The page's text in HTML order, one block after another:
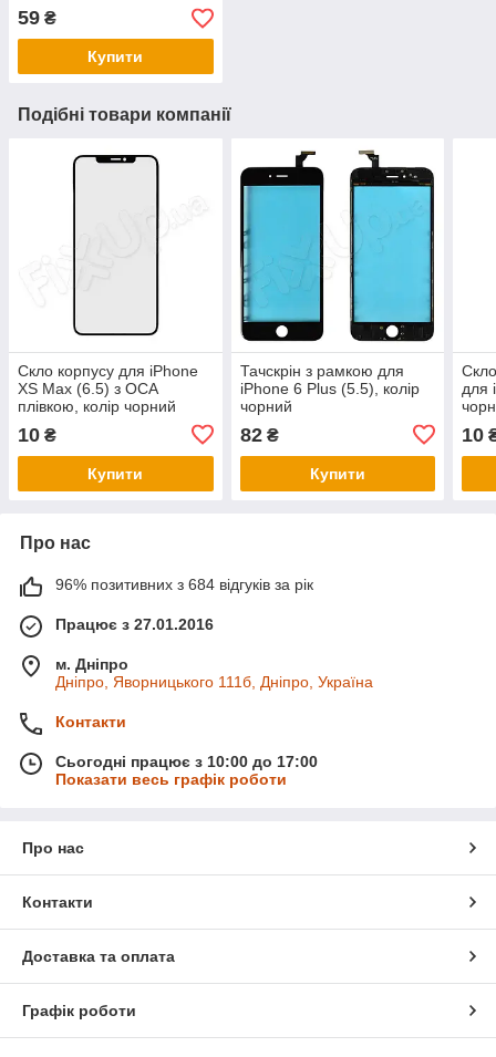
59 ₴
Купити
Подібні товари компанії
Скло корпусу для iPhone
XS Max (6.5) з OCA
плівкою, колір чорний
10 ₴
Купити
Тачскрін з рамкою для
iPhone 6 Plus (5.5), колір
чорний
82₴
Купити
для
10
Про нас
96% позитивних з 684 відгуків за рік
Працює з 27.01.2016
м. Дніпро
Дніпро, Яворницького 111б, Дніпро, Україна
Контакти
Сьогодні працює з 10:00 до 17:00
Показати весь графік роботи
Про нас
Контакти
Доставка та оплата
Графік роботи